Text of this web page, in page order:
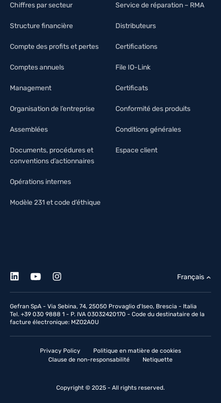
Chiffres par secteur
Structure financière
Compte des profits et pertes
Comptes annuels
Management
Organisation de l’entreprise
Assemblées
Documents, procédures et
conventions d’actionnaires
Opérations internes
Modèle 231 et code d’éthique
Service de réparation – RMA
Distributeurs
Certifications
File IO-Link
Certificats
Conformité des produits
Conditions générales
Espace client
Gefran SpA - Via Sebina, 74, 25050 Provaglio d'Iseo, Brescia - Italia
Tel. +39 030 9888 1 - P. IVA 03032420170 - Code du destinataire de la
facture électronique: MZO2A0U
Français
Privacy Policy
Politique en matière de cookies
Clause de non-responsabilité
Netiquette
Copyright © 2025 - All rights reserved.